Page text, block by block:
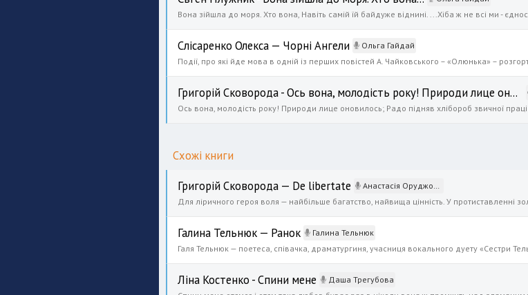
Слісаренко Олекса — Чорні Ангели Ольга Гайдай
Григорій Сковорода - Ось вона, молодість року! Природи лице оновилось...
Схожі книги
Григорій Сковорода — De libertate Анастасія Оруджова
Галина Тельнюк — Ранок Галина Тельнюк
Ліна Костенко - Спини мене Даша Трегубова